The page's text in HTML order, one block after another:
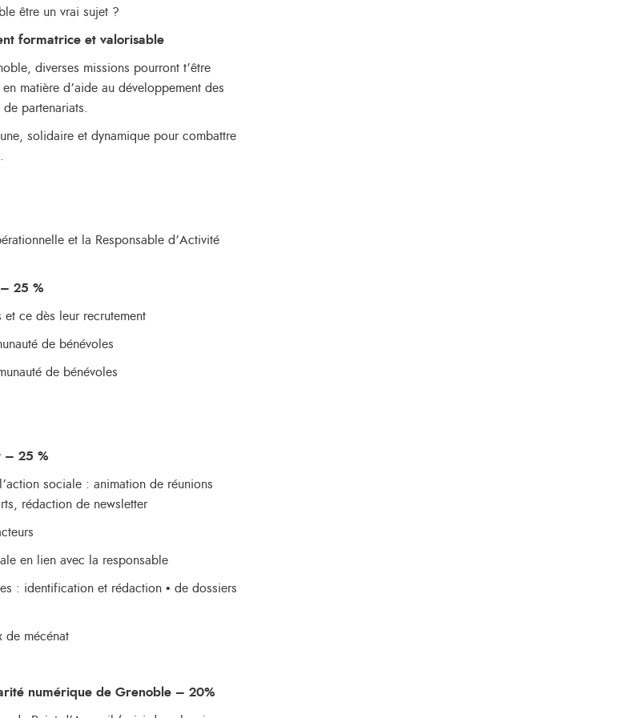
être un vrai sujet ?
formatrice et valorisable
diverses missions pourront t’être
matière d’aide au développement des
partenariats.
solidaire et dynamique pour combattre
et la Responsable d’Activité
25 %
ce dès leur recrutement
de bénévoles
de bénévoles
– 25 %
sociale : animation de réunions
rédaction de newsletter
en lien avec la responsable
: identification et rédaction • de dossiers
de mécénat
numérique de Grenoble – 20%